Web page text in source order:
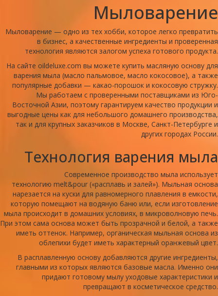
Мыловарение
Мыловарение — одно из тех хобби, которое легко превратить
в бизнес, а качественные ингредиенты и проверенная
технология являются залогом успеха готового продукта.
На сайте oildeluxe.com вы можете купить масляную основу для
варения мыла (масло пальмовое, масло кокосовое), а также
популярные добавки — какао-порошок и кокосовую стружку.
Мы работаем с проверенными поставщиками из Юго-
Восточной Азии, поэтому гарантируем качество продукции и
выгодные цены как для небольшого домашнего производства,
так и для крупных заказчиков в Москве, Санкт-Петербурге и
других городах России.
Технология варения мыла
Современное производство мыла использует
технологию melt&pour («расплавь и залей»). Мыльная основа
нарезается на куски для равномерного плавления в емкости,
которую помещают на водяную баню или, если изготовление
мыла происходит в домашних условиях, в микроволновую печь.
При этом сама основа может быть прозрачной и белой, а также
иметь оттенок. Например, органическая мыльная основа из
облепихи будет иметь характерный оранжевый цвет.
В расплавленную основу добавляются другие ингредиенты,
главными из которых являются базовые масла. Именно они
придают готовому мылу уходовые характеристики и
превращают в косметическое средство.